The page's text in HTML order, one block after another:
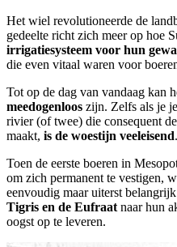
Het wiel revolutioneerde de
gedeelte richt zich meer op hoe
irrigatiesysteem voor hun
die even vitaal waren voor
Tot op de dag van vandaag kan
meedogenloos zijn. Zelfs als je
rivier (of twee) die consequent
maakt, is de woestijn veeleisend.
Toen de eerste boeren in
om zich permanent te vestigen,
eenvoudig maar uiterst
Tigris en de Eufraat naar hun
oogst op te leveren.